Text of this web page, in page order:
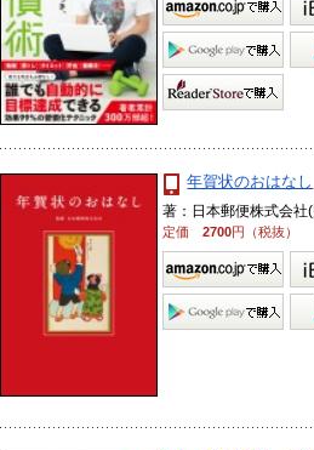
年賀状のおはなし
著：日本郵便株式会社
定価2700円（税抜）